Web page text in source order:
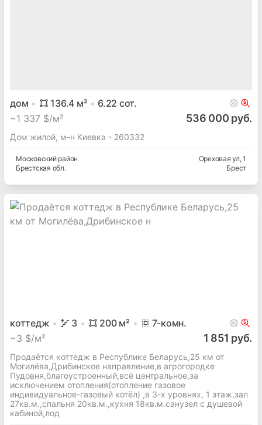
дом 136.4 м² 6.22 сот.
~1 337 $/м² 536 000 руб.
Дом жилой, м-н Киевка - 260332
Московскийрайон
Брестская обл.
Ореховая ул, 1
Брест
коттедж 3 200м² 7-комн.
~3 $/м² 1 851 руб.
Продаётся коттедж в Республике Беларусь,25 км от
Могилёва,Дрибинское направление,в агрогородке
Пудовня,благоустроенный,всё центральное,за
исключением отопления(отопление газовое
индивидуальное-газовый котёл) ,в 3-х уровнях, 1 этаж,зал
27кв.м.,спальня 20кв.м.,кухня 18кв.м.санузел с душевой
кабиной,лод